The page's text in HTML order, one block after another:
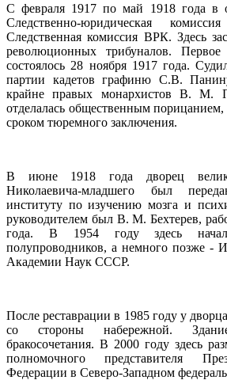
С февраля 1917 по май 1918 года в
Следственно-юридическая
Следственная комиссия ВРК. Здесь
революционных трибуналов. Первое
состоялось 28 ноября 1917 года.
партии кадетов графиню С.В.
крайне правых монархистов В. М.
отделалась общественным
сроком тюремного заключения.
В июне 1918 года дворец
Николаевича-младшего был
институту по изучению мозга и
руководителем был В. М. Бехтерев,
года. В 1954 году здесь
полупроводников, а немного позже -
Академии Наук СССР.
После реставрации в 1985 году у
со стороны набережной.
бракосочетания. В 2000 году здесь
полномочного представителя
Федерации в Северо-Западном